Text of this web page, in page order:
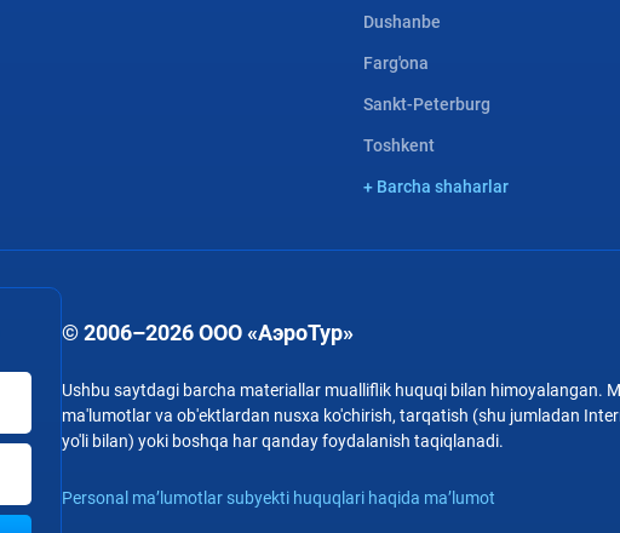
Dushanbe
Farg'ona
Sankt-Peterburg
Toshkent
+ Barcha shaharlar
© 2006–2026 ООО «АэроТур»
Ushbu saytdagi barcha materiallar mualliflik huquqi bilan himoyalangan.
ma'lumotlar va ob'ektlardan nusxa ko'chirish, tarqatish (shu jumladan
yo'li bilan) yoki boshqa har qanday foydalanish taqiqlanadi.
Personal ma’lumotlar subyekti huquqlari haqida ma’lumot